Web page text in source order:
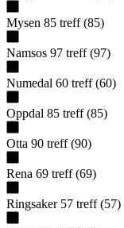
Mysen 85 treff (85)
Namsos 97 treff (97)
Numedal 60 treff (60)
Oppdal 85 treff (85)
Otta 90 treff (90)
Rena 69 treff (69)
Ringsaker 57 treff (57)